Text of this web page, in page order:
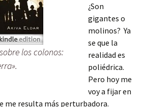
los colonos:
¿Son
gigantes o
molinos? Ya
se que la
realidad es
poliédrica.
Pero hoy me
voy a fijar en
me resulta más perturbadora.